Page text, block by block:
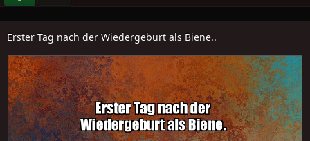
Erster Tag nach der Wiedergeburt als Biene..